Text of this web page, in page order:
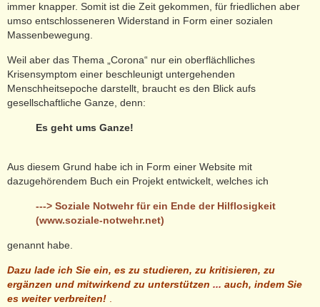
immer knapper. Somit ist die Zeit gekommen, für friedlichen aber
umso entschlosseneren Widerstand in Form einer sozialen
Massenbewegung.
Weil aber das Thema „Corona“ nur ein oberflächlliches
Krisensymptom einer beschleunigt untergehenden
Menschheitsepoche darstellt, braucht es den Blick aufs
gesellschaftliche Ganze, denn:
Es geht ums Ganze!
Aus diesem Grund habe ich in Form einer Website mit
dazugehörendem Buch ein Projekt entwickelt, welches ich
---> Soziale Notwehr für ein Ende der Hilflosigkeit
(www.soziale-notwehr.net)
genannt habe.
Dazu lade ich Sie ein, es zu studieren, zu kritisieren, zu
ergänzen und mitwirkend zu unterstützen ... auch, indem Sie
es weiter verbreiten!